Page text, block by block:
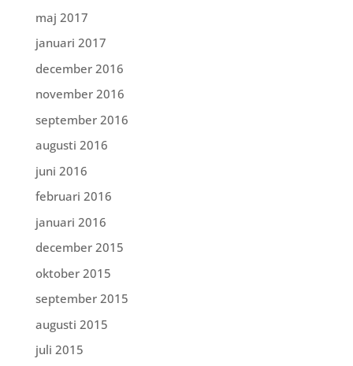
maj 2017
januari 2017
december 2016
november 2016
september 2016
augusti 2016
juni 2016
februari 2016
januari 2016
december 2015
oktober 2015
september 2015
augusti 2015
juli 2015